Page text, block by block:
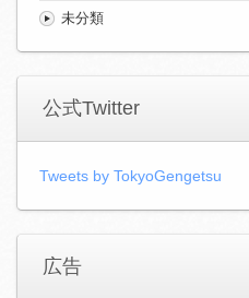
未分類
公式Twitter
Tweets by TokyoGengetsu
広告